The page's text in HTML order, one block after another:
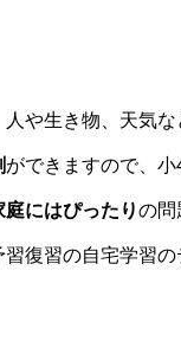
や生き物、天気
ができますので、
にはぴったりの問
復習の自宅学習の